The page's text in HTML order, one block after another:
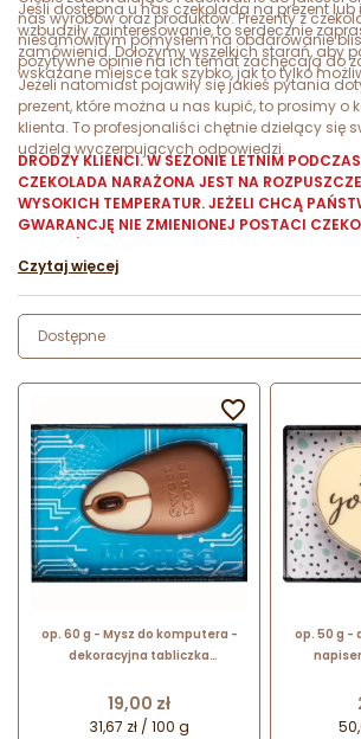
nas wyrobów oraz produktów. Prezenty z
niesamowitym pomysłem na obdarowanie
pozytywne opinie na ich temat zachęcają do
Jeśli dostępna u nas czekolada na prezent lub
wzbudziły zainteresowanie, to serdecznie
zamówienia. Dołożymy wszelkich starań, aby
wskazane miejsce tak szybko, jak to tylko
Jeżeli natomiast pojawiły się jakieś pytania
prezent, które można u nas kupić, to prosimy
klienta. To profesjonaliści chętnie dzielący się
udzielą wyczerpujących odpowiedzi.
DRODZY KLIENCI. W SEZONIE LETNIM
CZEKOLADA NARAŻONA JEST NA
WYSOKICH TEMPERATUR. JEŻELI CHCĄ
GWARANCJĘ NIE ZMIENIONEJ POSTACI
TRANSPORTU. W PRZECIWNYM NIE PONOSIMY
ZAMÓWIONY TOWAR!
Czytaj więcej
Dostępne
op. 60 g - Mysz do komputera -
dekoracyjna tabliczka
w pudełku
Cena
19,00 zł
31,67 zł / 100 g

op. 50 g -